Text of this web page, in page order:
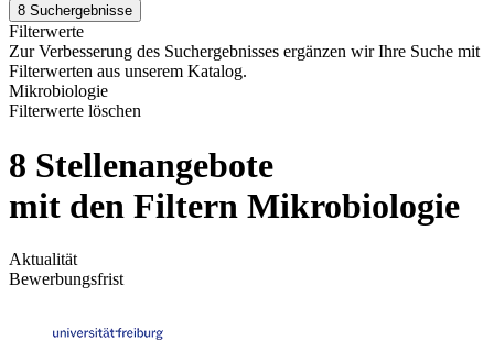
8 Suchergebnisse
Filterwerte
Zur Verbesserung des Suchergebnisses ergänzen wir Ihre Suche mit
Filterwerten aus unserem Katalog.
Mikrobiologie
Filterwerte löschen
8 Stellenangebote
mit den Filtern Mikrobiologie
Aktualität
Bewerbungsfrist